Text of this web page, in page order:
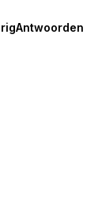
Antwoorden